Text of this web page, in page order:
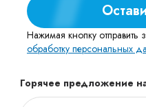
Нажимая кнопку отправить
обработку персональных
Горячее предложение на